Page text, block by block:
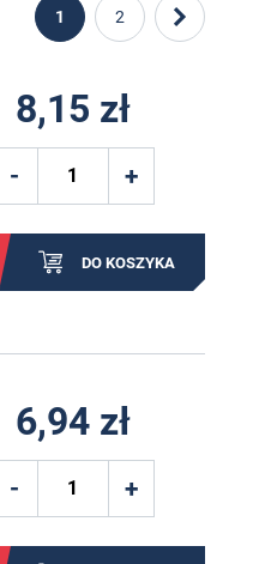
1 2
8,15 zł
DO KOSZYKA
6,94 zł